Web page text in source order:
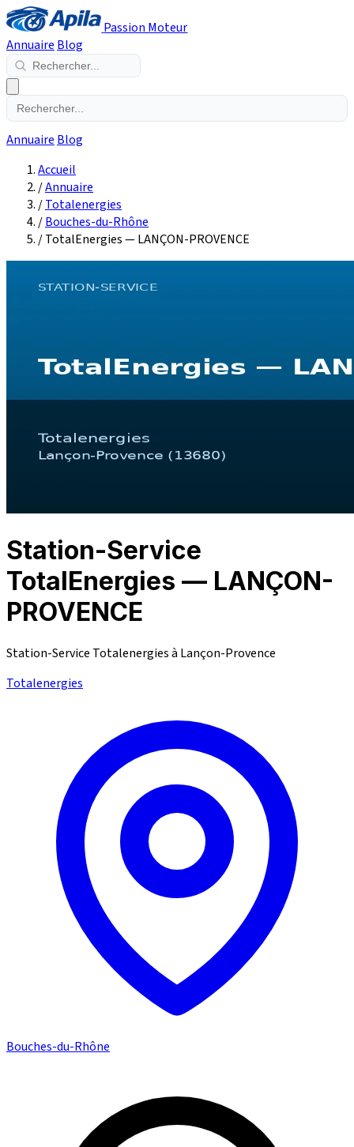
Passion Moteur
Annuaire Blog
Annuaire Blog
Accueil
/Annuaire
/Totalenergies
/Bouches-du-Rhône
/TotalEnergies — LANÇON-PROVENCE
Station-Service
TotalEnergies — LANÇON-
PROVENCE
Station-Service Totalenergies à Lançon-Provence
Totalenergies
Bouches-du-Rhône